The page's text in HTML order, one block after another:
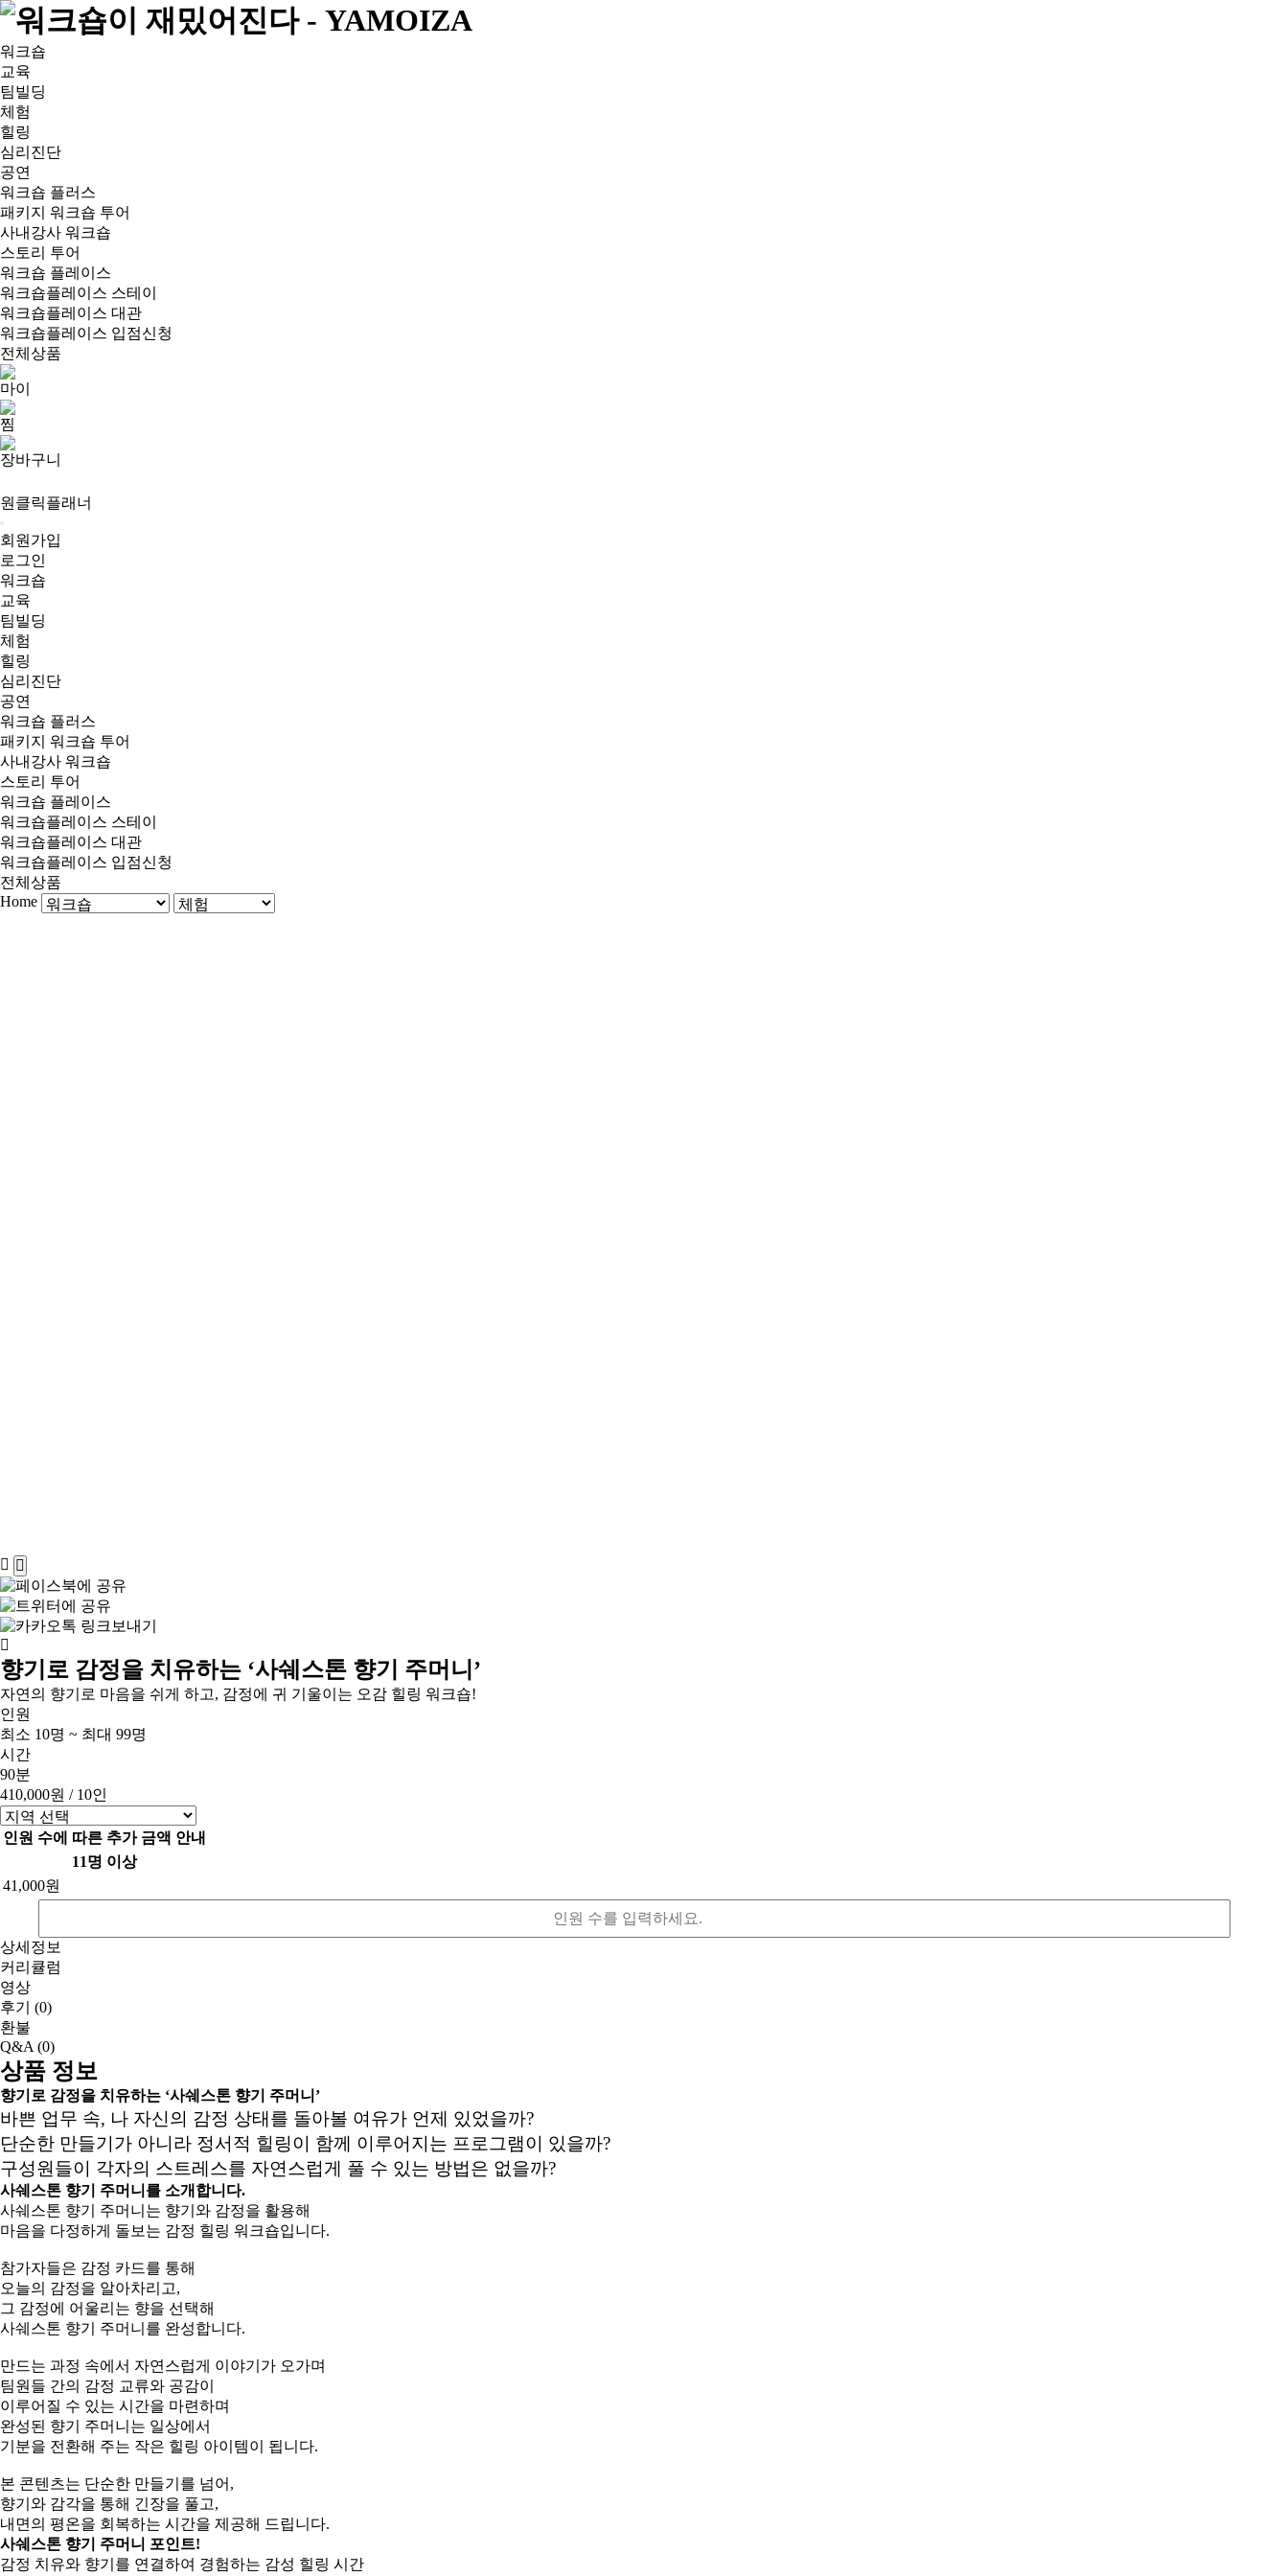
워크숍
교육
팀빌딩
체험
힐링
심리진단
공연
워크숍 플러스
패키지 워크숍 투어
사내강사 워크숍
스토리 투어
워크숍 플레이스
워크숍플레이스 스테이
워크숍플레이스 대관
워크숍플레이스 입점신청
전체상품
마이
찜
장바구니
원클릭플래너
회원가입
로그인
워크숍
교육
팀빌딩
체험
힐링
심리진단
공연
워크숍 플러스
패키지 워크숍 투어
사내강사 워크숍
스토리 투어
워크숍 플레이스
워크숍플레이스 스테이
워크숍플레이스 대관
워크숍플레이스 입점신청
전체상품
Home
향기로 감정을 치유하는 ‘사쉐스톤 향기 주머니’
자연의 향기로 마음을 쉬게 하고, 감정에 귀 기울이는 오감 힐링 워크숍!
인원
최소 10명 ~ 최대 99명
시간
90분
410,000원 / 10인
인원 수에 따른 추가 금액 안내
11명 이상
41,000원
상세정보
커리큘럼
영상
후기 (0)
환불
Q&A (0)
상품 정보
향기로 감정을 치유하는 ‘사쉐스톤 향기 주머니’
바쁜 업무 속, 나 자신의 감정 상태를 돌아볼 여유가 언제 있었을까?
단순한 만들기가 아니라 정서적 힐링이 함께 이루어지는 프로그램이 있을까?
구성원들이 각자의 스트레스를 자연스럽게 풀 수 있는 방법은 없을까?
사쉐스톤 향기 주머니를 소개합니다.
사쉐스톤 향기 주머니는 향기와 감정을 활용해
마음을 다정하게 돌보는 감정 힐링 워크숍입니다.
참가자들은 감정 카드를 통해
오늘의 감정을 알아차리고,
그 감정에 어울리는 향을 선택해
사쉐스톤 향기 주머니를 완성합니다.
만드는 과정 속에서 자연스럽게 이야기가 오가며
팀원들 간의 감정 교류와 공감이
이루어질 수 있는 시간을 마련하며
완성된 향기 주머니는 일상에서
기분을 전환해 주는 작은 힐링 아이템이 됩니다.
본 콘텐츠는 단순한 만들기를 넘어,
향기와 감각을 통해 긴장을 풀고,
내면의 평온을 회복하는 시간을 제공해 드립니다.
사쉐스톤 향기 주머니 포인트!
감정 치유와 향기를 연결하여 경험하는 감성 힐링 시간